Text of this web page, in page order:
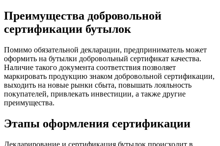
Преимущества добровольной
сертификации бутылок
Помимо обязательной декларации, предприниматель может
оформить на бутылки добровольный сертификат качества.
Наличие такого документа соответствия позволяет
маркировать продукцию знаком добровольной сертификации,
выходить на новые рынки сбыта, повышать лояльность
покупателей, привлекать инвестиции, а также другие
преимущества.
Этапы оформления сертификации
Декларирование и сертификация бутылок происходит в